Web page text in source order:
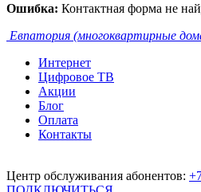
Ошибка: Контактная форма не
Евпатория (многоквартирные
Интернет
Цифровое ТВ
Акции
Блог
Оплата
Контакты
Центр обслуживания абонентов: